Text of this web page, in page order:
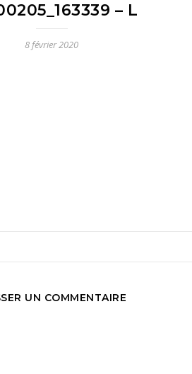
– L
8 février 2020
UN COMMENTAIRE